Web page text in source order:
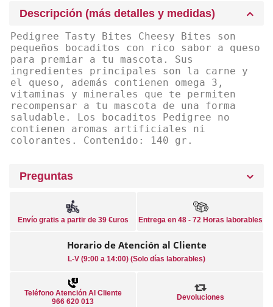
Descripción (más detalles y medidas)
Pedigree Tasty Bites Cheesy Bites son
pequeños bocaditos con rico sabor a queso
para premiar a tu mascota. Sus
ingredientes principales son la carne y
el queso, además contienen omega 3,
vitaminas y minerales que te permiten
recompensar a tu mascota de una forma
saludable. Los bocaditos Pedigree no
contienen aromas artificiales ni
colorantes. Contenido: 140 gr.
Preguntas
Envío gratis a partir de 39 €uros Entrega en 48 - 72 Horas laborables
Horario de Atención al Cliente
L-V (9:00 a 14:00) (Solo días laborables)
Teléfono Atención Al Cliente
966 620 013
Devoluciones